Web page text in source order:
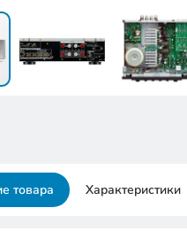
товара Характеристики